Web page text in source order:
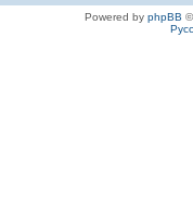
Powered by phpBB